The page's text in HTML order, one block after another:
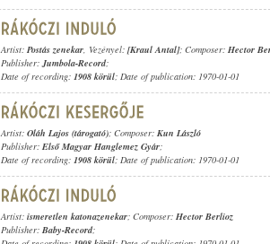
Artist: Postás zenekar, Vezényel: [Kraul Antal]; Composer: Hector
Publisher:Jumbola-Record;
Date of recording: 1908 körül; Date of publication: 1970-01-01
Artist: Oláh Lajos (tárogató); Composer: Kun László
Publisher: Első Magyar Hanglemez Gyár;
Date of recording: 1908 körül; Date of publication: 1970-01-01
Artist: ismeretlen katonazenekar; Composer: Hector Berlioz
Publisher: Baby-Record;